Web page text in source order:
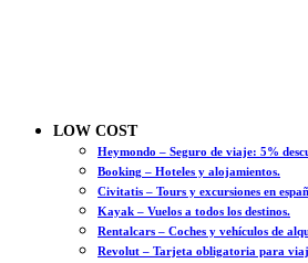
LOW COST
Heymondo – Seguro de viaje: 5%
Booking – Hoteles y alojamientos.
Civitatis – Tours y excursiones en
Kayak – Vuelos a todos los destinos.
Rentalcars – Coches y vehículos de
Revolut – Tarjeta obligatoria para